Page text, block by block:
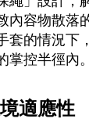
容物散落
套的情況下
控半徑內。
適應性